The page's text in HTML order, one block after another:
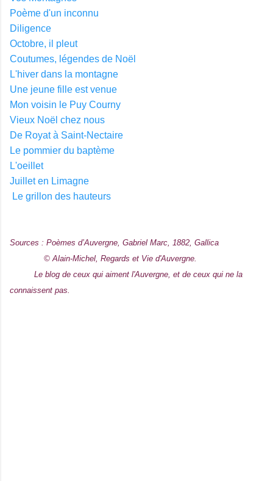
Poème d'un inconnu
Diligence
Octobre, il pleut
Coutumes, légendes de Noël
L'hiver dans la montagne
Une jeune fille est venue
Mon voisin le Puy Courny
Vieux Noël chez nous
De Royat à Saint-Nectaire
Le pommier du baptème
L'oeillet
Juillet en Limagne
Le grillon des hauteurs
Sources : Poèmes d’Auvergne, Gabriel Marc, 1882, Gallica
© Alain-Michel, Regards et Vie d'Auvergne.
Le blog de ceux qui aiment l'Auvergne, et de ceux qui ne la
connaissent pas.